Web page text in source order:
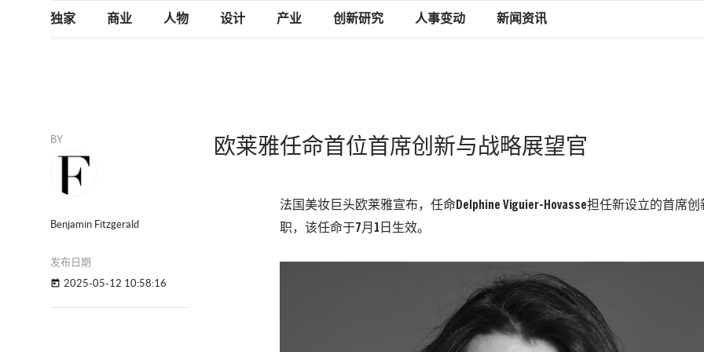
独家 商业 人物 设计 产业 创新研究 人事变动 新闻资讯
BY
Benjamin Fitzgerald
发布日期
today 2025-05-12 10:58:16
欧莱雅任命首位首席创新与战略展望官
法国美妆巨头欧莱雅宣布，任命Delphine Viguier-Hovasse担任新设立的首席
职，该任命于7月1日生效。